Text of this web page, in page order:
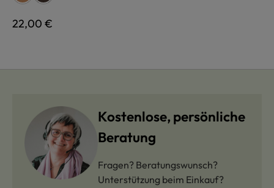
Regulärer Preis:
22,00 €
Kostenlose, persönliche
Beratung
Fragen? Beratungswunsch?
Unterstützung beim Einkauf?